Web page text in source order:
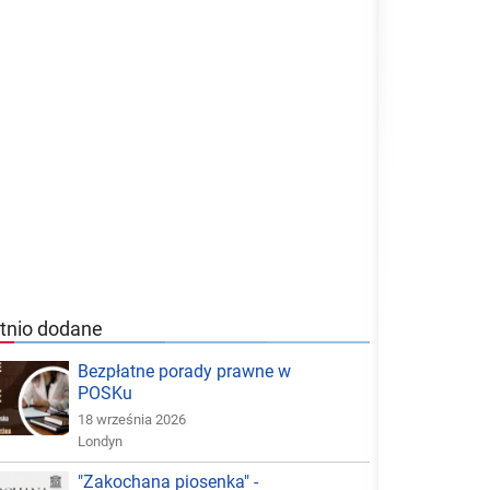
dodane
Bezpłatne porady prawne w
POSKu
18 września 2026
Londyn
"Zakochana piosenka" -